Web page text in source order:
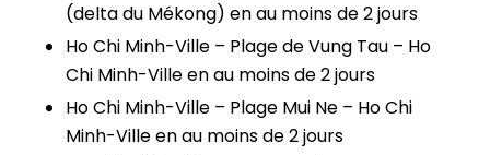
(delta du Mékong) en au moins de 2 jours
Ho Chi Minh-Ville – Plage de Vung Tau – Ho
Chi Minh-Ville en au moins de 2 jours
Ho Chi Minh-Ville – Plage Mui Ne – Ho Chi
Minh-Ville en au moins de 2 jours